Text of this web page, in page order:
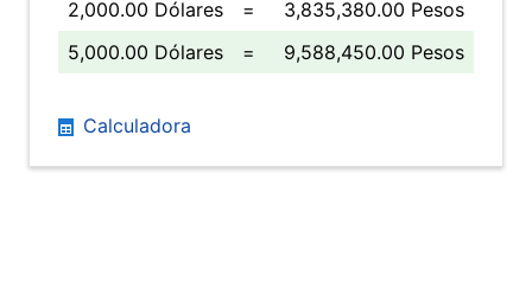
2,000.00 Dólares
=
3,835,380.00 Pesos
5,000.00 Dólares
= 9,588,450.00 Pesos
Calculadora